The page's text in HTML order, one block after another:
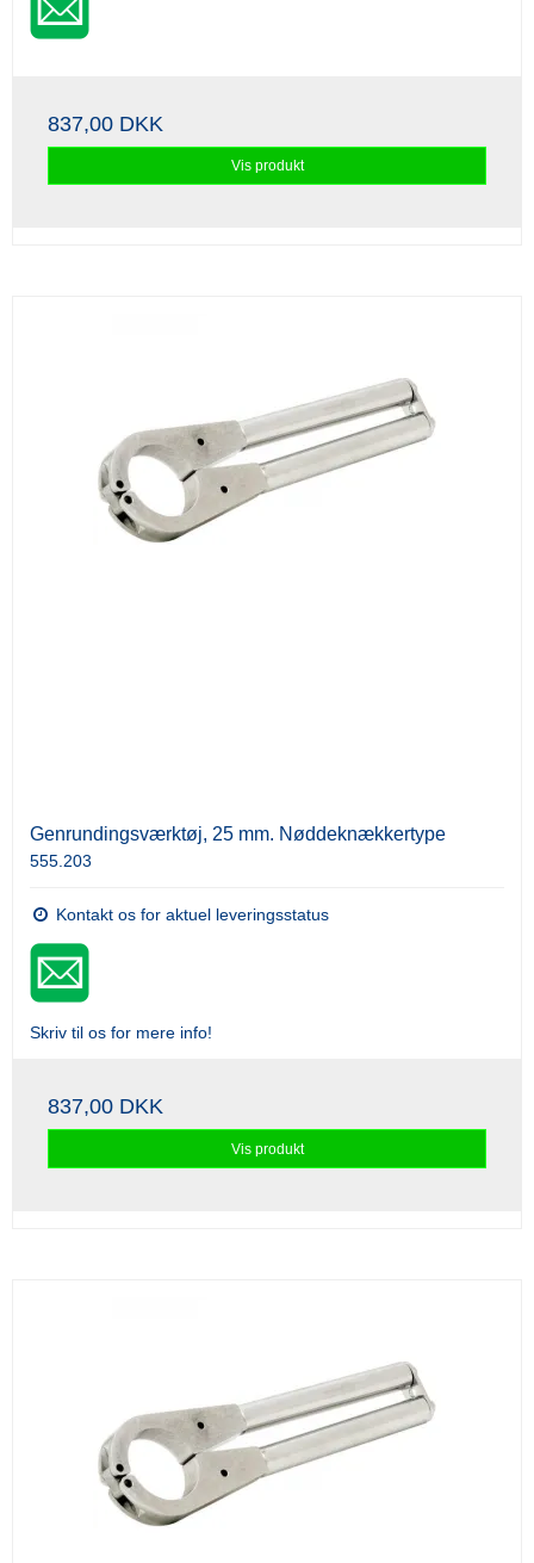
837,00 DKK
Vis produkt
Genrundingsværktøj, 25 mm. Nøddeknækkertype
555.203
Kontakt os for aktuel leveringsstatus
Skriv til os for mere info!
837,00 DKK
Vis produkt